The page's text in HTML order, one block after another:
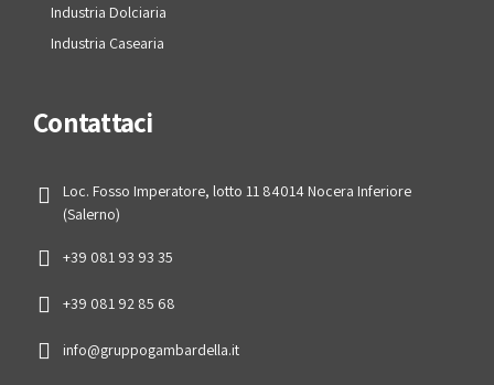
Industria Dolciaria
Industria Casearia
Contattaci
Loc. Fosso Imperatore, lotto 11 84014 Nocera Inferiore
(Salerno)
+39 081 93 93 35
+39 081 92 85 68
info@gruppogambardella.it